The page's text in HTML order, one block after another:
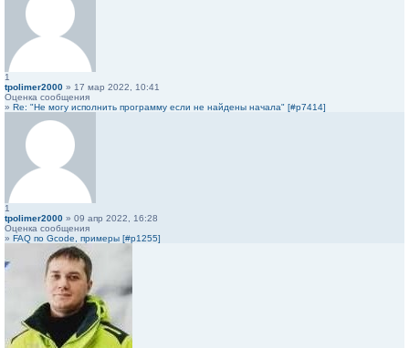
1
tpolimer2000 » 17 мар 2022, 10:41
Оценка сообщения
» Re: "Не могу исполнить программу если не найдены начала" [#p7414]
1
tpolimer2000 » 09 апр 2022, 16:28
Оценка сообщения
» FAQ по Gcode, примеры [#p1255]